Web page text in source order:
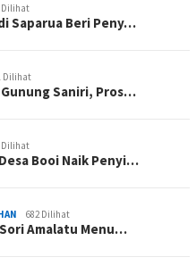
Dilihat
Saparua Beri Peny…
Dilihat
Saniri, Pros…
Dilihat
Booi Naik Penyi…
682 Dilihat
Amalatu Menu…